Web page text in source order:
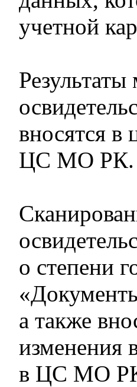
учетной
вносятся в
ЦС МО РК.
о степени
а также
изменения
в ЦС МО